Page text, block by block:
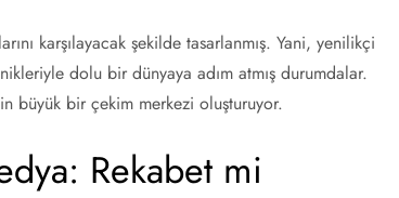
karşılayacak şekilde tasarlanmış. Yani, yenilikçi
dolu bir dünyaya adım atmış durumdalar.
büyük bir çekim merkezi oluşturuyor.
Rekabet mi